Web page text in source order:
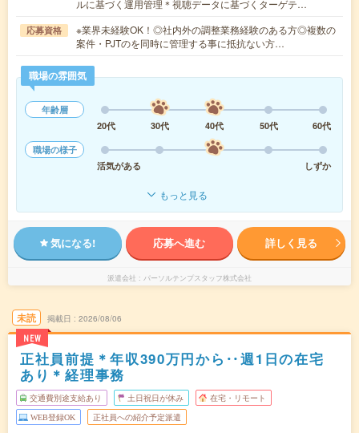
ルに基づく運用管理＊視聴データに基づくターゲテ…
応募資格
※業界未経験OK！◎社内外の調整業務経験のある方◎複数の
案件・PJTのを同時に管理する事に抵抗ない方…
職場の雰囲気
年齢層
20代
30代 40代 50代
60代
職場の様子
活気がある
しずか
もっと見る
気になる! 応募へ進む 詳しく見る
派遣会社 パーソルテンプスタッフ株式会社
未読
NEW
掲載日 2026/08/06
正社員前提＊年収390万円から‥週1日の在宅
あり＊経理事務
交通費別途支給あり 土日祝日が休み 在宅・リモート
WEB登録OK 正社員への紹介予定派遣